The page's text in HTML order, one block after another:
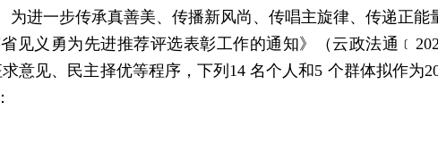
为进一步传承真善美、传播新风尚、传唱主旋律、传递正
见义勇为先进推荐评选表彰工作的通知》（云政法通
意见、民主择优等程序，下列14 名个人和5 个群体拟作为